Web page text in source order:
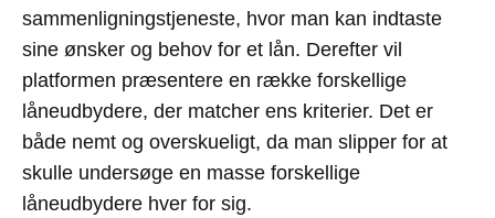
sammenligningstjeneste, hvor man kan indtaste
sine ønsker og behov for et lån. Derefter vil
platformen præsentere en række forskellige
låneudbydere, der matcher ens kriterier. Det er
både nemt og overskueligt, da man slipper for at
skulle undersøge en masse forskellige
låneudbydere hver for sig.